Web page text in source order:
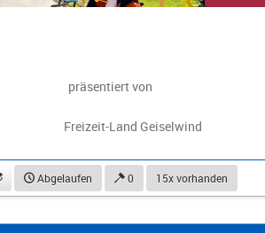
präsentiert von
Freizeit-Land Geiselwind
beobachtenAbgelaufen 0 15x vorhanden